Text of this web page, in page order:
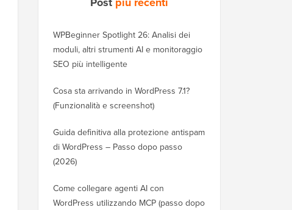
WPBeginner Spotlight 26: Analisi dei
moduli, altri strumenti AI e monitoraggio
SEO più intelligente
Cosa sta arrivando in WordPress 7.1?
(Funzionalità e screenshot)
Guida definitiva alla protezione antispam
di WordPress – Passo dopo passo
(2026)
Come collegare agenti AI con
WordPress utilizzando MCP (passo dopo